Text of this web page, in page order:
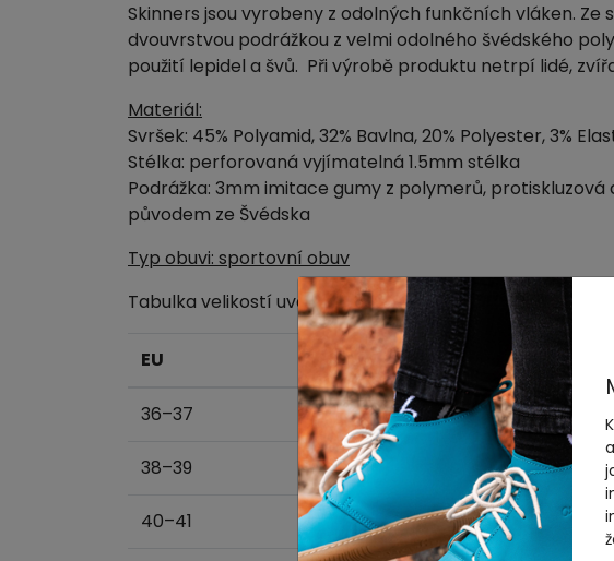
Skinners jsou vyrobeny z odolných funkčních vláken. Ze
dvouvrstvou podrážkou z velmi odolného švédského
použití lepidel a švů. Při výrobě produktu netrpí lidé,
Materiál:
Svršek: 45% Polyamid, 32% Bavlna, 20% Polyester, 3%
Stélka: perforovaná vyjímatelná 1.5mm stélka
Podrážka: 3mm imitace gumy z polymerů,
původem ze Švédska
Typ obuvi: sportovní obuv
Tabulka velikostí uvádíreálnou délku boty.
EU Skinners velikosti
36–37 XXS
38–39 XS
40–41 S